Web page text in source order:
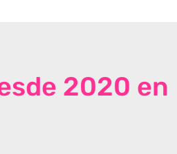
2020 en